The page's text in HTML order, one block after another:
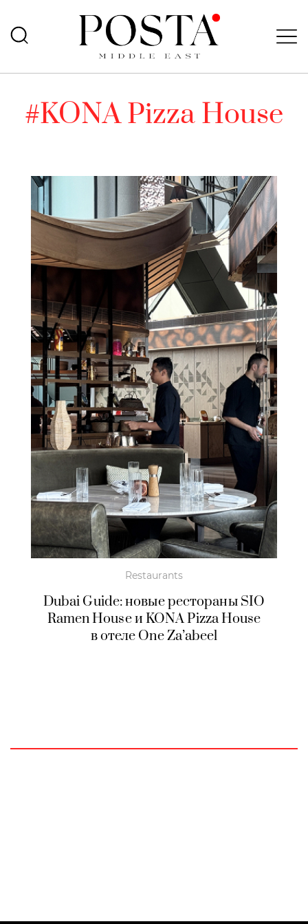
#KONA Pizza House
Restaurants
Dubai Guide: новые рестораны SIO
Ramen House и KONA Pizza House
в отеле One Za’abeel